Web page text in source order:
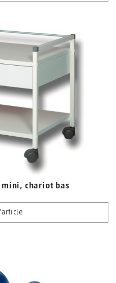
mini, chariot bas